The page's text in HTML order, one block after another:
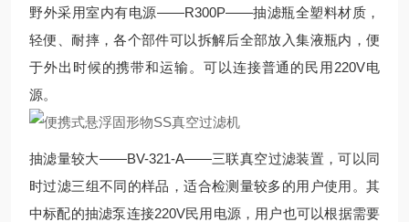
野外采用室内有电源——R300P——抽滤瓶全塑料材质，
轻便、耐摔，各个部件可以拆解后全部放入集液瓶内，便
于外出时候的携带和运输。可以连接普通的民用220V电
源。
抽滤量较大——BV-321-A——三联真空过滤装置，可以同
时过滤三组不同的样品，适合检测量较多的用户使用。其
中标配的抽滤泵连接220V民用电源，用户也可以根据需要